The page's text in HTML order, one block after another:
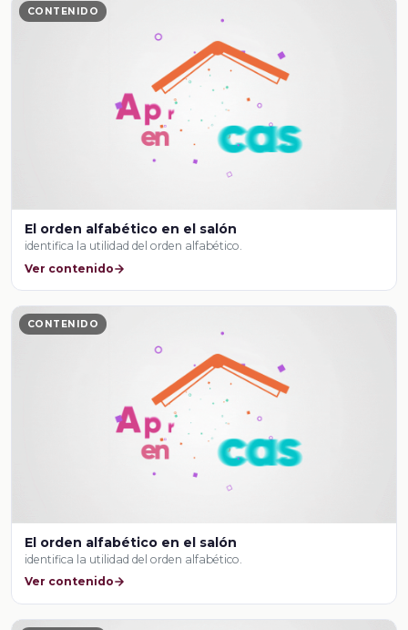
CONTENIDO
El orden alfabético en el salón
identifica la utilidad del orden alfabético.
Ver contenido
CONTENIDO
El orden alfabético en el salón
identifica la utilidad del orden alfabético.
Ver contenido